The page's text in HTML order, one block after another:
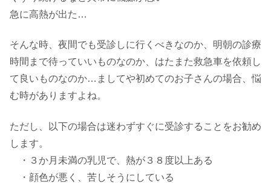
急に高熱が出た…
そんな時、夜間でも受診しに行くべきなのか、明朝の診療
時間まで待っていいものなのか、はたまた救急車を依頼し
て良いものなのか…ましてや初めてのお子さんの場合、悩
む時がありますよね。
ただし、以下の場合は迷わずすぐに受診することをお勧め
します。
・３か月未満の乳児で、熱が３８度以上ある
・顔色が悪く、苦しそうにしている